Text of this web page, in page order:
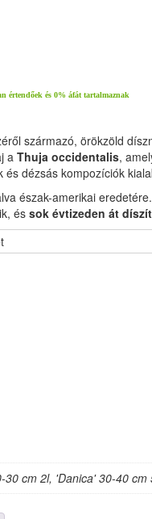
értendőek és 0% áfát tartalmaznak
származó, örökzöld
aThuja occidentalis,
dézsás kompozíciók
észak-amerikai
és sok évtizeden át
cm 2l, 'Danica' 30-40